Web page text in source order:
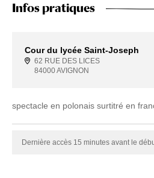
Infos pratiques
Cour du lycée Saint-Joseph
62 RUE DES LICES
84000 AVIGNON
spectacle en polonais surtitré en
Dernière accès 15 minutes avant le